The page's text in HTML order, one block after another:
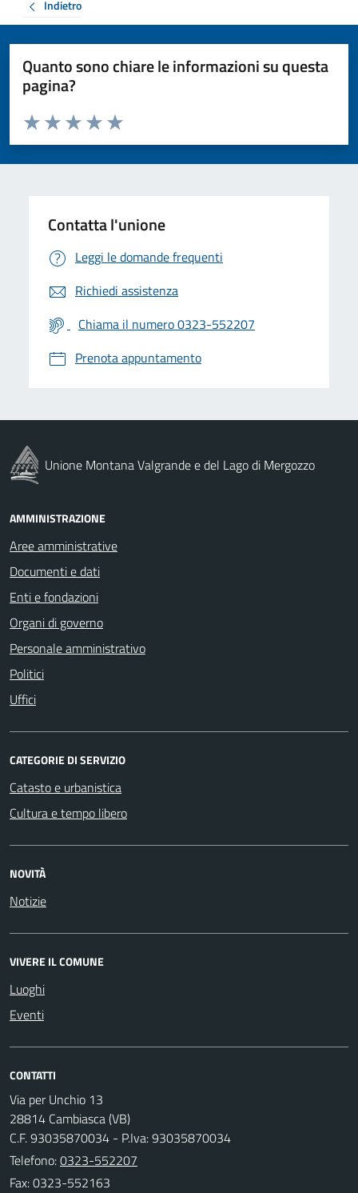
Indietro
Quanto sono chiare le informazioni su questa
pagina?
Valuta da 1 a 5 stelle la pagina
Valuta 5 stelle su 5
Valuta 4 stelle su 5
Valuta 3 stelle su 5
Valuta 2 stelle su 5
Valuta 1 stelle su 5
Contatta l'unione
Leggi le domande frequenti
Richiedi assistenza
Chiama il numero 0323-552207
Prenota appuntamento
Unione Montana Valgrande e del Lago di Mergozzo
AMMINISTRAZIONE
Aree amministrative
Documenti e dati
Enti e fondazioni
Organi di governo
Personale amministrativo
Politici
Uffici
CATEGORIE DI SERVIZIO
Catasto e urbanistica
Cultura e tempo libero
NOVITÀ
Notizie
VIVERE IL COMUNE
Luoghi
Eventi
CONTATTI
Via per Unchio 13
28814 Cambiasca (VB)
C.F. 93035870034 - P.Iva: 93035870034
Telefono:0323-552207
Fax: 0323-552163